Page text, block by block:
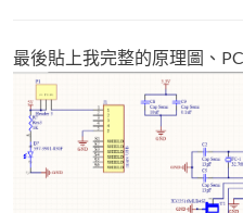
最後貼上我完整的原理圖、